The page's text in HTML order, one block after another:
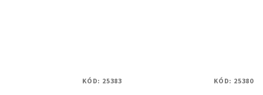
KÓD: 25383 KÓD: 25380